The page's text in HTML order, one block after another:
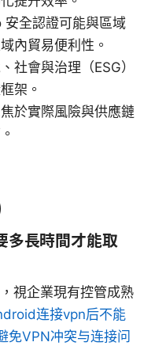
全認證可能與區域
內貿易便利性。
社會與治理（ESG）
架。
於實際風險與供應鏈
多長時間才能取
視企業現有控管成熟
连接vpn后不能
免VPN冲突与连接问